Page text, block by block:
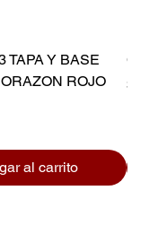
TAPA Y BASE
ROJO
al carrito
Precio
$